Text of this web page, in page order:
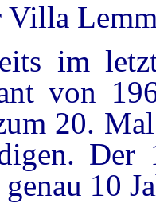
Villa
im
von
20.
Der
10